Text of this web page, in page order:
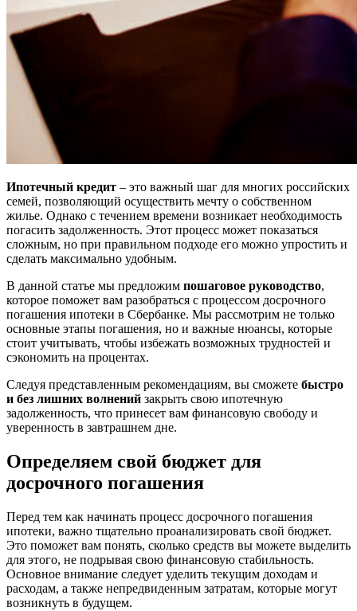
Ипотечный кредит – это важный шаг для многих российских
семей, позволяющий осуществить мечту о собственном
жилье. Однако с течением времени возникает необходимость
погасить задолженность. Этот процесс может показаться
сложным, но при правильном подходе его можно упростить и
сделать максимально удобным.
В данной статье мы предложим пошаговое руководство,
которое поможет вам разобраться с процессом досрочного
погашения ипотеки в Сбербанке. Мы рассмотрим не только
основные этапы погашения, но и важные нюансы, которые
стоит учитывать, чтобы избежать возможных трудностей и
сэкономить на процентах.
Следуя представленным рекомендациям, вы сможете быстро
и без лишних волнений закрыть свою ипотечную
задолженность, что принесет вам финансовую свободу и
уверенность в завтрашнем дне.
Определяем свой бюджет для
досрочного погашения
Перед тем как начинать процесс досрочного погашения
ипотеки, важно тщательно проанализировать свой бюджет.
Это поможет вам понять, сколько средств вы можете выделить
для этого, не подрывая свою финансовую стабильность.
Основное внимание следует уделить текущим доходам и
расходам, а также непредвиденным затратам, которые могут
возникнуть в будущем.